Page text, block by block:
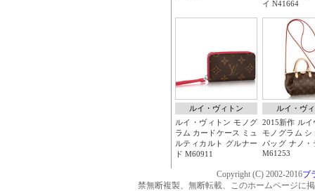
Copyright (C) 2002-2016ブ
禁無断複製、無断転載、このホームページに